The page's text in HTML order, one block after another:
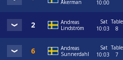
Åkerman
10:00
Andreas
Lindström
Sat
10:03
Table
8
Andreas
Sunnerdahl
Sat
10:03
Table
7